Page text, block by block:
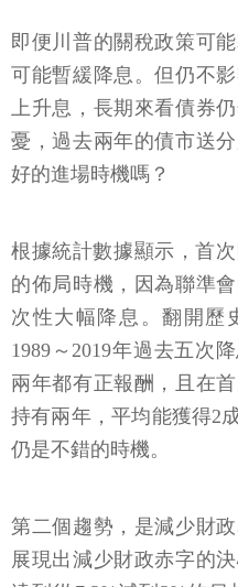
即便川普的關稅政策可
可能暫緩降息。但仍不
上升息，長期來看債券
憂，過去兩年的債市送
好的進場時機嗎？
根據統計數據顯示，首
的佈局時機，因為聯準
次性大幅降息。翻開歷
1989～2019年過去五次
兩年都有正報酬，且在
持有兩年，平均能獲得2
仍是不錯的時機。
第二個趨勢，是減少財
展現出減少財政赤字的